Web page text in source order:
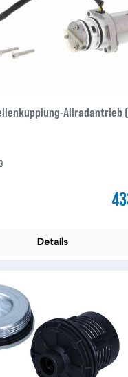
Allradantrieb
Details